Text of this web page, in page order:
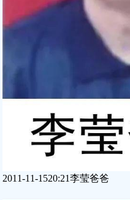
2011-11-1520:21李莹爸爸